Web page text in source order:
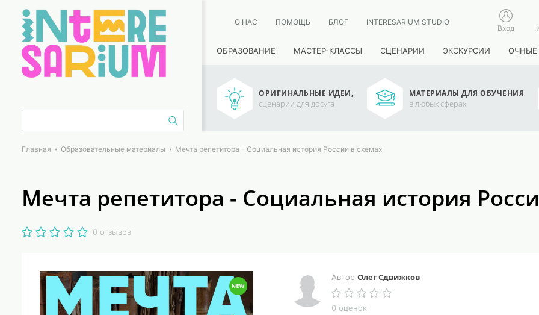
О НАС ПОМОЩЬ БЛОГ INTERESARIUM STUDIO
Вход
ОБРАЗОВАНИЕ МАСТЕР-КЛАССЫ СЦЕНАРИИ ЭКСКУРСИИ ОЧНЫЕ
ОРИГИНАЛЬНЫЕ ИДЕИ,
сценарии для досуга
МАТЕРИАЛЫ ДЛЯ ОБУЧЕНИЯ
в любых сферах
Главная Образовательные материалы Мечта репетитора - Социальная история России в схемах
Мечта репетитора - Социальная история
0 отзывов
Автор Олег Сдвижков
0 оценок